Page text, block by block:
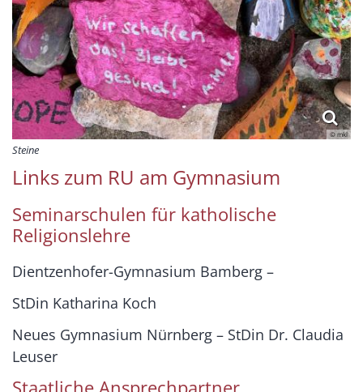
© mkl
Steine
Links zum RU am Gymnasium
Seminarschulen für katholische
Religionslehre
Dientzenhofer-Gymnasium Bamberg –
StDin Katharina Koch
Neues Gymnasium Nürnberg – StDin Dr. Claudia
Leuser